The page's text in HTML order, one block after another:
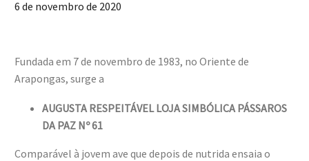
6 de novembro de 2020
Fundada em 7 de novembro de 1983, no Oriente de
Arapongas, surge a
AUGUSTA RESPEITÁVEL LOJA SIMBÓLICA PÁSSAROS
DA PAZ Nº 61
Comparável à jovem ave que depois de nutrida ensaia o